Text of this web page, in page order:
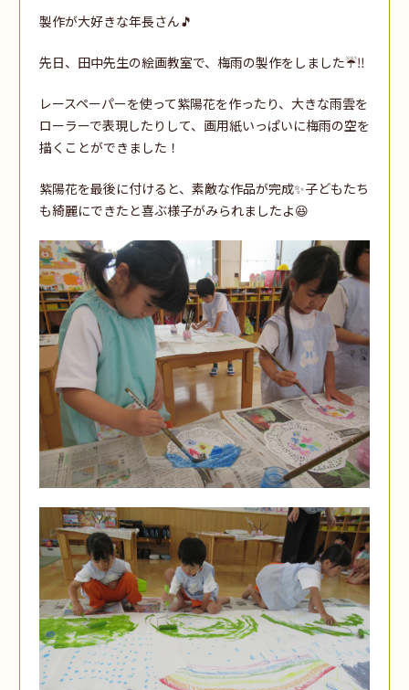
製作が大好きな年長さん🎵
先日、田中先生の絵画教室で、梅雨の製作をしました☔‼
レースペーパーを使って紫陽花を作ったり、大きな雨雲を
ローラーで表現したりして、画用紙いっぱいに梅雨の空を
描くことができました！
紫陽花を最後に付けると、素敵な作品が完成✨子どもたち
も綺麗にできたと喜ぶ様子がみられましたよ😆